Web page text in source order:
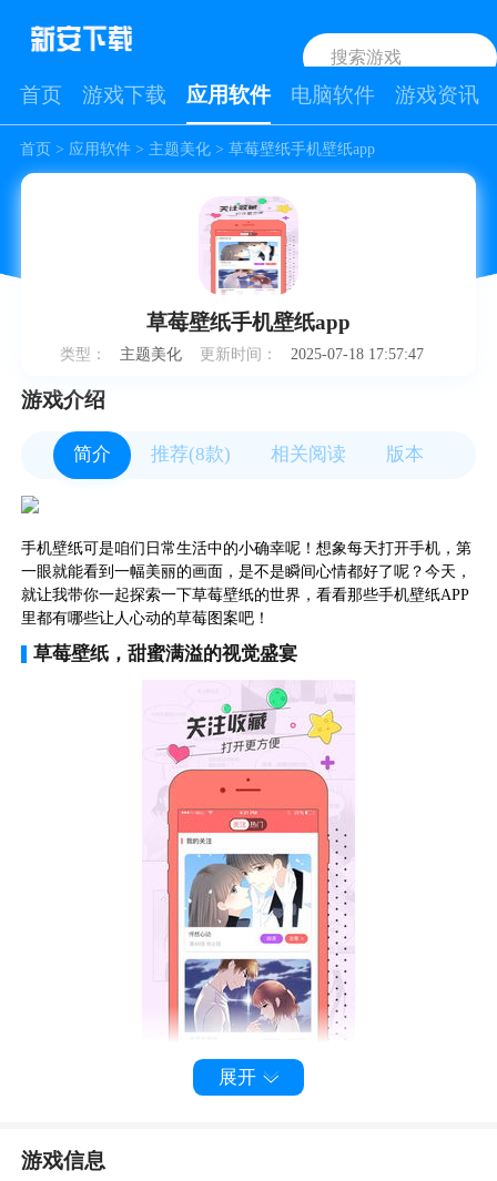
首页 游戏下载 应用软件 电脑软件 游戏资讯
首页> 应用软件> 主题美化> 草莓壁纸手机壁纸app
草莓壁纸手机壁纸app
类型： 主题美化 更新时间： 2025-07-18 17:57:47
游戏介绍
简介 推荐(8款) 相关阅读 版本
手机壁纸可是咱们日常生活中的小确幸呢！想象每天打开手机，第
一眼就能看到一幅美丽的画面，是不是瞬间心情都好了呢？今天，
就让我带你一起探索一下草莓壁纸的世界，看看那些手机壁纸APP
里都有哪些让人心动的草莓图案吧！
草莓壁纸，甜蜜满溢的视觉盛宴
草莓，这个红彤彤的小家伙，不仅味道鲜美，更是浪漫
秘的草莓图案，仿佛在诉说着一个个甜蜜的故事。
展开
游戏信息